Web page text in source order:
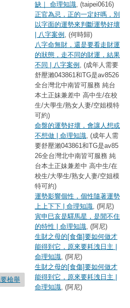
檢舉
缺｜ 命理知識, (taipei0616)
正官為忌，正的一定好嗎，別
以字面的運勢來判斷運勢好壞
| 八字案例 , (何時歸)
八字命無財，還是要看走財運
的狀態，走不同的財運，結果
不同 | 八字案例 , (成年人需要
舒壓瀨043861和TG是av8526
全台灣北中南皆可服務 純台
本土正妹兼差中 高中生/在校
生/大學生/熟女人妻/空姐模特
可約)
命盤的運勢好壞，會讓人想或
不想做 | 命理知識, (成年人需
要舒壓瀨043861和TG是av85
26全台灣北中南皆可服務 純
台本土正妹兼差中 高中生/在
校生/大學生/熟女人妻/空姐模
特可約)
運勢影響個性，個性隨著運勢
上上下下 | 命理知識, (阿尼)
寅申巳亥是驛馬星，是閒不住
的特性 | 命理知識, (阿尼)
生財之母的[食傷]要如何做才
能得到它，原來要耗洩日主 |
命理知識, (阿尼)
生財之母的[食傷]要如何做才
能得到它，原來要耗洩日主 |
命理知識, (阿尼)